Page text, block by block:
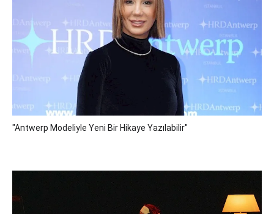
"Antwerp Modeliyle Yeni Bir Hikaye Yazılabilir"